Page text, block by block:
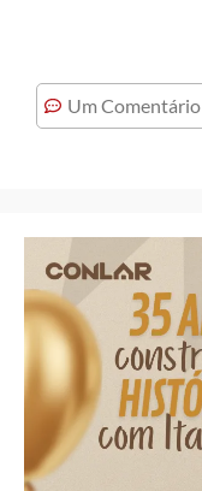
Um Comentário